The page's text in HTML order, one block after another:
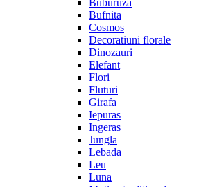
Buburuza
Bufnita
Cosmos
Decoratiuni florale
Dinozauri
Elefant
Flori
Fluturi
Girafa
Iepuras
Ingeras
Jungla
Lebada
Leu
Luna